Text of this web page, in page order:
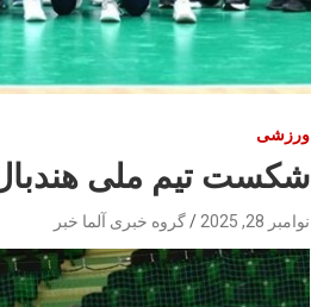
ورزشی
شکست تیم ملی
نوامبر 28, 2025 گروه خبری آلما خبر